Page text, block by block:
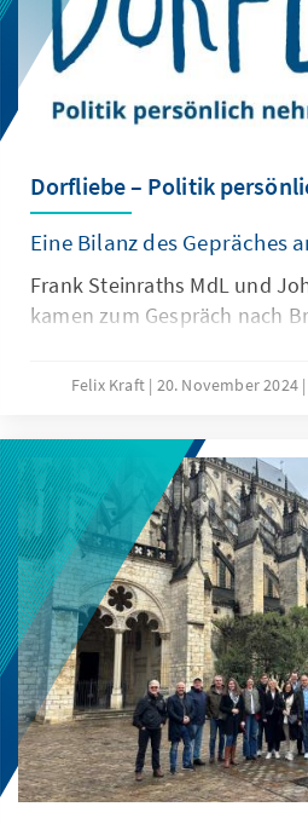
Dorfliebe – Politik
Eine Bilanz des Gepräches
Frank Steinraths MdL und
kamen zum Gespräch nach
Felix Kraft 20. November 2024